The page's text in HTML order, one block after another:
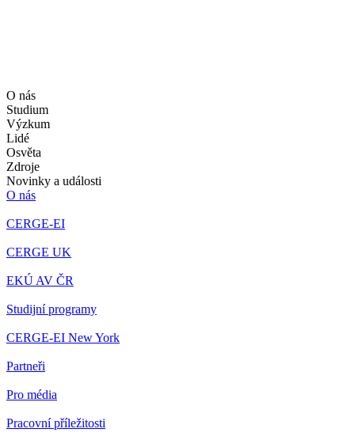
O nás
Studium
Výzkum
Lidé
Osvěta
Zdroje
Novinky a události
O nás
CERGE-EI
CERGE UK
EKÚ AV ČR
Studijní programy
CERGE-EI New York
Partneři
Pro média
Pracovní příležitosti